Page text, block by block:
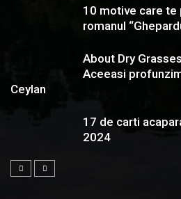
10 motive care
romanul
About Dry
Aceeasi
Ceylan
17 de carti
2024